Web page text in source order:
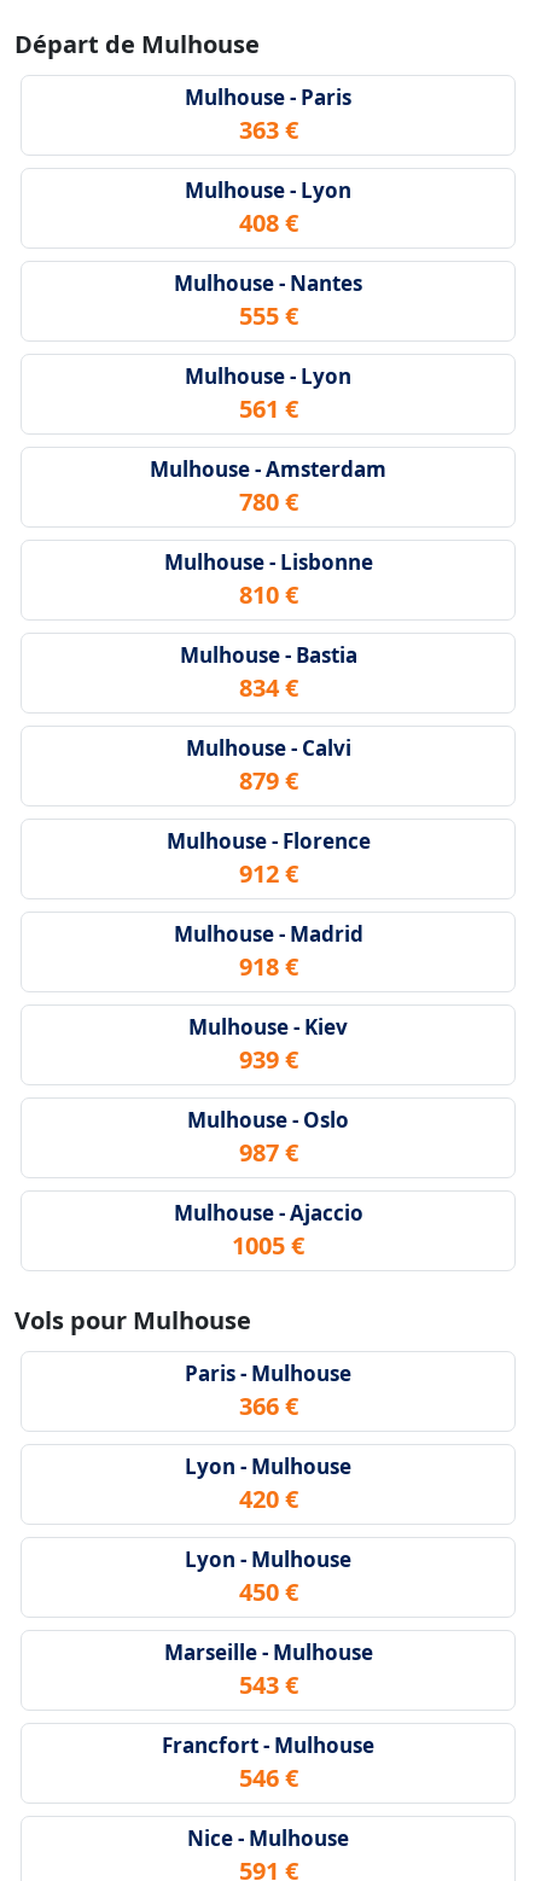
Départ de Mulhouse
Mulhouse - Paris
363 €
Mulhouse - Lyon
408 €
Mulhouse - Nantes
555 €
Mulhouse - Lyon
561 €
Mulhouse - Amsterdam
780 €
Mulhouse - Lisbonne
810 €
Mulhouse - Bastia
834 €
Mulhouse - Calvi
879 €
Mulhouse - Florence
912 €
Mulhouse - Madrid
918 €
Mulhouse - Kiev
939 €
Mulhouse - Oslo
987 €
Mulhouse - Ajaccio
1005 €
Vols pour Mulhouse
Paris - Mulhouse
366 €
Lyon - Mulhouse
420 €
Lyon - Mulhouse
450 €
Marseille - Mulhouse
543 €
Francfort - Mulhouse
546 €
Nice - Mulhouse
591 €